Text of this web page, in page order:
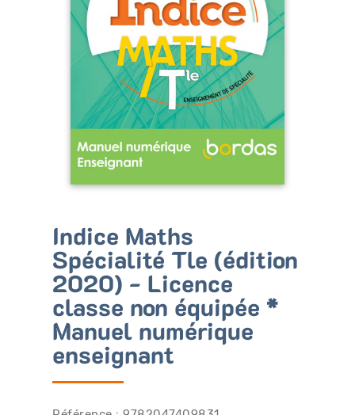
Bénéficiez de tarifs préférentiels
Téléchargez des ressources gratuites
Recevez des informations sur nos nouveautés
Indice Maths
Spécialité Tle (édition
2020) - Licence
classe non équipée *
Manuel numérique
enseignant